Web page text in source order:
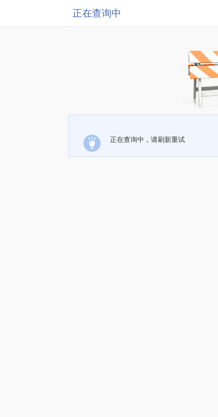
正在查询中
正在查询中，请刷新重试